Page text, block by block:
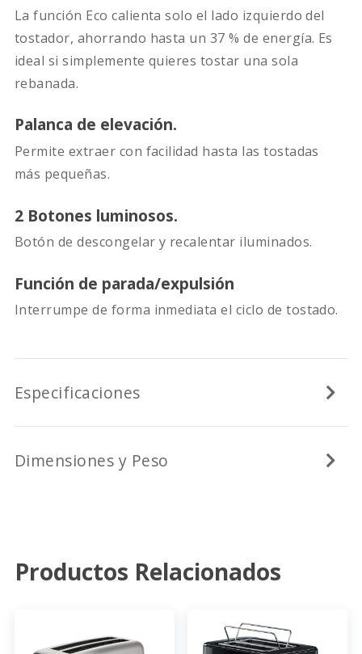
La función Eco calienta solo el lado izquierdo del
tostador, ahorrando hasta un 37 % de energía. Es
ideal si simplemente quieres tostar una sola
rebanada.
Palanca de elevación.
Permite extraer con facilidad hasta las tostadas
más pequeñas.
2 Botones luminosos.
Botón de descongelar y recalentar iluminados.
Función de parada/expulsión
Interrumpe de forma inmediata el ciclo de tostado.
Especificaciones
Dimensiones y Peso
Productos Relacionados